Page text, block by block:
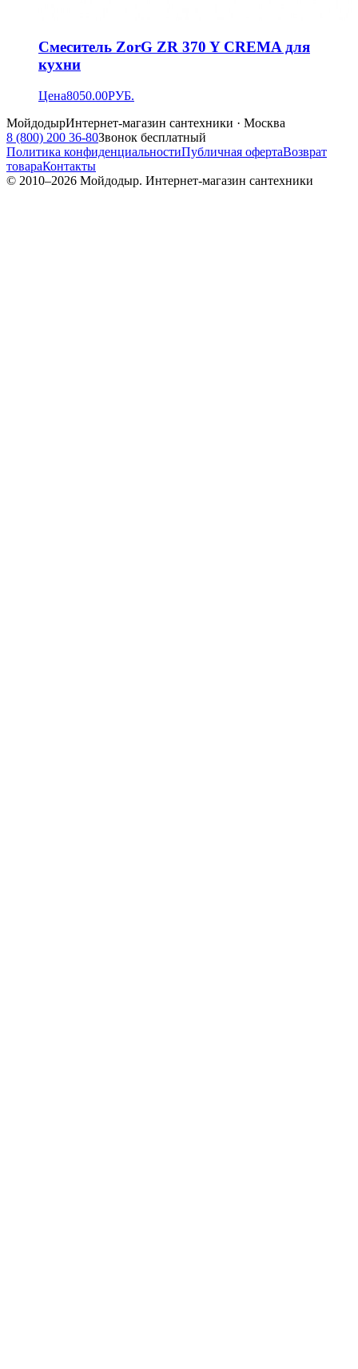
Смеситель ZorG ZR 370 Y CREMA для
кухни
Цена8050.00РУБ.
МойдодырИнтернет-магазин сантехники · Москва
8 (800) 200 36-80Звонок бесплатный
Политика конфиденциальностиПубличная офертаВозврат
товараКонтакты
© 2010–2026 Мойдодыр. Интернет-магазин сантехники